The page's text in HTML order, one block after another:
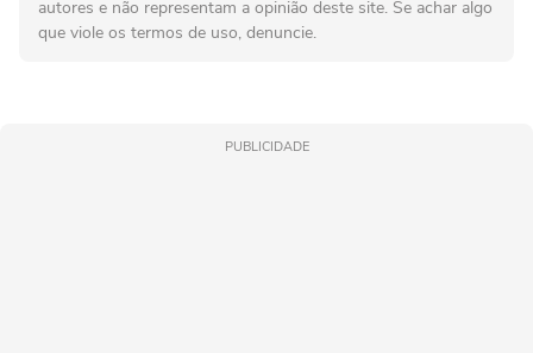
autores e não representam a opinião deste site. Se achar algo
que viole os termos de uso, denuncie.
PUBLICIDADE